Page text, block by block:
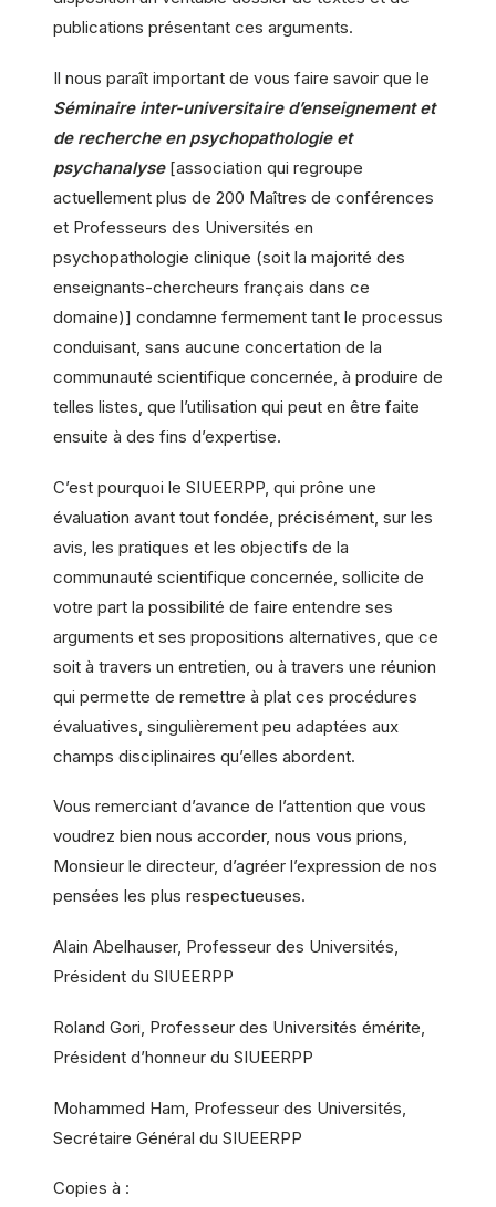
publications présentant ces arguments.
Il nous paraît important de vous faire savoir que le
Séminaire inter-universitaire d’enseignement et
de recherche en psychopathologie et
psychanalyse [association qui regroupe
actuellement plus de 200 Maîtres de conférences
et Professeurs des Universités en
psychopathologie clinique (soit la majorité des
enseignants-chercheurs français dans ce
domaine)] condamne fermement tant le processus
conduisant, sans aucune concertation de la
communauté scientifique concernée, à produire de
telles listes, que l’utilisation qui peut en être faite
ensuite à des fins d’expertise.
C’est pourquoi le SIUEERPP, qui prône une
évaluation avant tout fondée, précisément, sur les
avis, les pratiques et les objectifs de la
communauté scientifique concernée, sollicite de
votre part la possibilité de faire entendre ses
arguments et ses propositions alternatives, que ce
soit à travers un entretien, ou à travers une réunion
qui permette de remettre à plat ces procédures
évaluatives, singulièrement peu adaptées aux
champs disciplinaires qu’elles abordent.
Vous remerciant d’avance de l’attention que vous
voudrez bien nous accorder, nous vous prions,
Monsieur le directeur, d’agréer l’expression de nos
pensées les plus respectueuses.
Alain Abelhauser, Professeur des Universités,
Président du SIUEERPP
Roland Gori, Professeur des Universités émérite,
Président d’honneur du SIUEERPP
Mohammed Ham, Professeur des Universités,
Secrétaire Général du SIUEERPP
Copies à :